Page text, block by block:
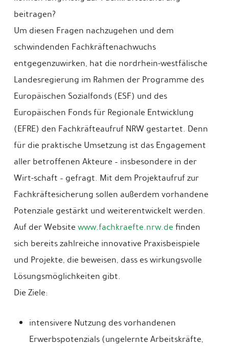
beitragen?
Um diesen Fragen nachzugehen und dem
schwindenden Fachkräftenachwuchs
entgegenzuwirken, hat die nordrhein-westfälische
Landesregierung im Rahmen der Programme des
Europäischen Sozialfonds (ESF) und des
Europäischen Fonds für Regionale Entwicklung
(EFRE) den Fachkräfteaufruf NRW gestartet. Denn
für die praktische Umsetzung ist das Engagement
aller betroffenen Akteure – insbesondere in der
Wirt-schaft – gefragt. Mit dem Projektaufruf zur
Fachkräftesicherung sollen außerdem vorhandene
Potenziale gestärkt und weiterentwickelt werden.
Auf der Website www.fachkraefte.nrw.de finden
sich bereits zahlreiche innovative Praxisbeispiele
und Projekte, die beweisen, dass es wirkungsvolle
Lösungsmöglichkeiten gibt.
Die Ziele:
intensivere Nutzung des vorhandenen
Erwerbspotenzials (ungelernte Arbeitskräfte,